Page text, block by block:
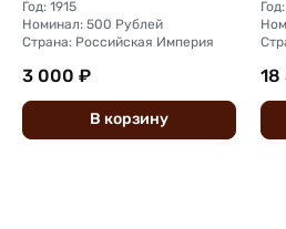
Год: 1915
Номинал: 500 Рублей
Страна: Российская Империя
3 000 ₽
В корзину